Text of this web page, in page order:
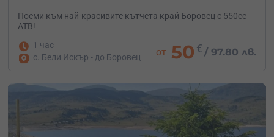
Поеми към най-красивите кътчета край Боровец с 550cc
АТВ!
1 час
с. Бели Искър - до Боровец
от 50 € /97.80 лв.